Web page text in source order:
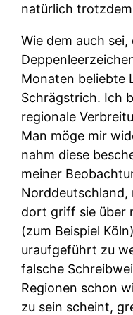
natürlich
Wie dem auch
Monaten beliebte
Schrägstrich. Ich
regionale
Man möge mir
nahm diese
meiner
Norddeutschland,
dort griff sie über
(zum Beispiel
uraufgeführt zu
falsche
Regionen schon
zu sein scheint,